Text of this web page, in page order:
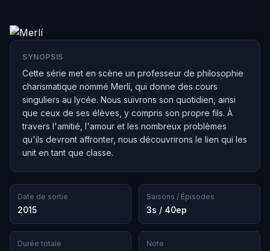
SYNOPSIS
Cette série met en scène un professeur de philosophie
charismatique nommé Merlí, qui donne des cours
singuliers au lycée. Nous suivrons son quotidien, ainsi
que ceux de ses élèves, y compris son propre fils. À
travers l'amitié, l'amour et les nombreux problèmes
qu'ils devront affronter, nous découvrirons le lien qui les
unit en tant que classe.
Date de sortie
2015
Saisons / Épisodes
3s / 40ep
Durée totale Note